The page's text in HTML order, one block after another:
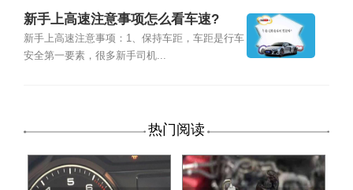
新手上高速注意事项怎么看车速?
新手上高速注意事项：1、保持车距，车距是行车
安全第一要素，很多新手司机...
热门阅读